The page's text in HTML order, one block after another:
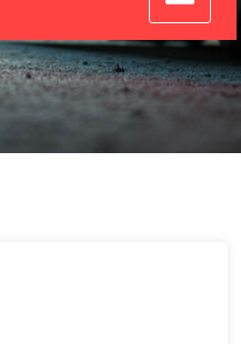
uitlaat